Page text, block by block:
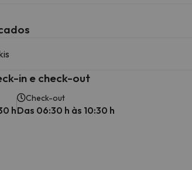
in e check-out
h
Check-out
Das 06:30 h às 10:30 h